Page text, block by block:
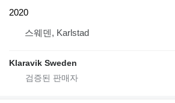
2020
스웨덴, Karlstad
Klaravik Sweden